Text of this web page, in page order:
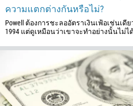
ความแตกต่างกันหรือไม่?
Powell ต้องการชะลออัตราเงินเฟ้อเช่นเดีย
1994 แต่ดูเหมือนว่าเขาจะทำอย่างนั้นไม่ได้
243
682
385
357